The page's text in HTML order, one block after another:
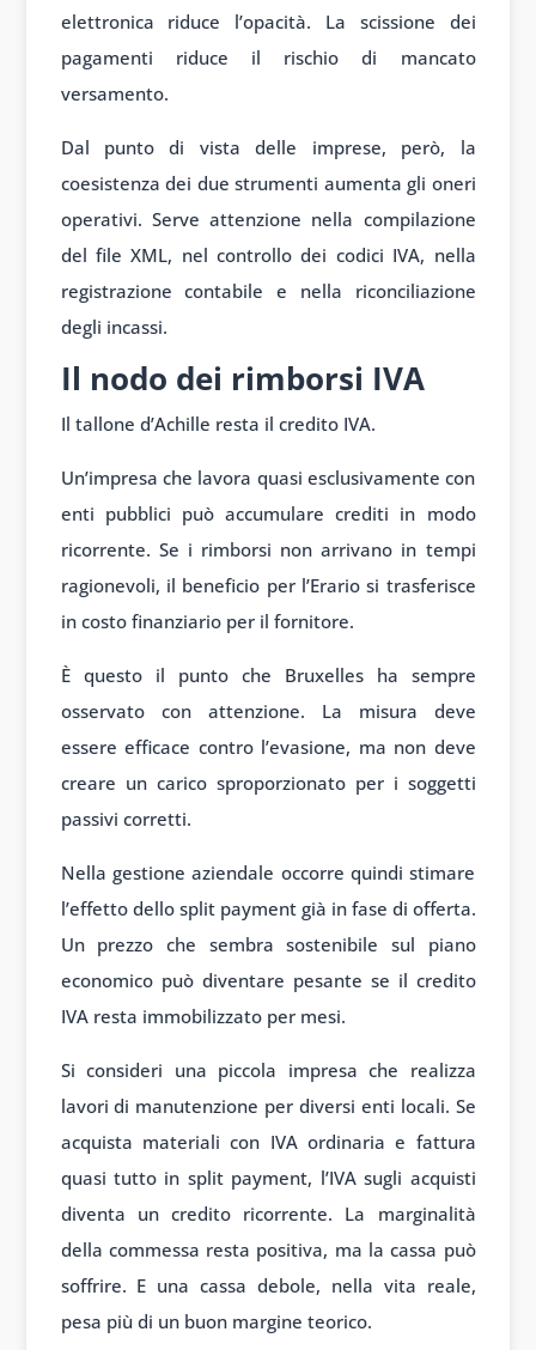
elettronica riduce l’opacità. La scissione dei
pagamenti riduce il rischio di mancato
versamento.
Dal punto di vista delle imprese, però, la
coesistenza dei due strumenti aumenta gli oneri
operativi. Serve attenzione nella compilazione
del file XML, nel controllo dei codici IVA, nella
registrazione contabile e nella riconciliazione
degli incassi.
Il nodo dei rimborsi IVA
Il tallone d’Achille resta il credito IVA.
Un’impresa che lavora quasi esclusivamente con
enti pubblici può accumulare crediti in modo
ricorrente. Se i rimborsi non arrivano in tempi
ragionevoli, il beneficio per l’Erario si trasferisce
in costo finanziario per il fornitore.
È questo il punto che Bruxelles ha sempre
osservato con attenzione. La misura deve
essere efficace contro l’evasione, ma non deve
creare un carico sproporzionato per i soggetti
passivi corretti.
Nella gestione aziendale occorre quindi stimare
l’effetto dello split payment già in fase di offerta.
Un prezzo che sembra sostenibile sul piano
economico può diventare pesante se il credito
IVA resta immobilizzato per mesi.
Si consideri una piccola impresa che realizza
lavori di manutenzione per diversi enti locali. Se
acquista materiali con IVA ordinaria e fattura
quasi tutto in split payment, l’IVA sugli acquisti
diventa un credito ricorrente. La marginalità
della commessa resta positiva, ma la cassa può
soffrire. E una cassa debole, nella vita reale,
pesa più di un buon margine teorico.